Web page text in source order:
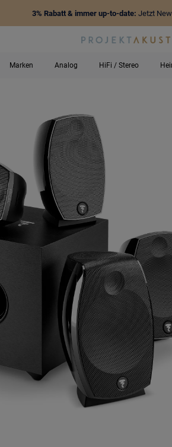
3% Rabatt & immer up-to-date: Jetzt
Marken Analog HiFi / Stereo